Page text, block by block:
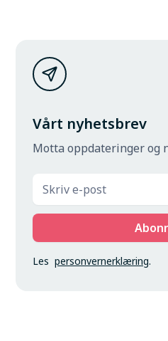
Vårt nyhetsbrev
Motta oppdateringer og
Lespersonvernerklæring.